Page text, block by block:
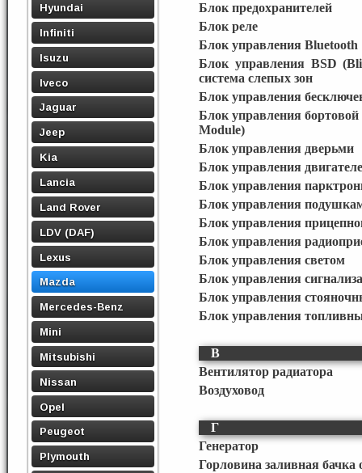
Hyundai
Infiniti
Isuzu
Iveco
Jaguar
Jeep
Kia
Lancia
Land Rover
LDV (DAF)
Lexus
Mazda
Mercedes-Benz
Mini
Mitsubishi
Nissan
Opel
Peugeot
Plymouth
Блок предохранителей
Блок реле
Блок управления Bluetooth
Блок управления BSD
система слепых зон
Блок управления
Блок управления
Module)
Блок управления дверьми
Блок управления
Блок управления
Блок управления
Блок управления
Блок управления
Блок управления светом
Блок управления
Блок управления
Блок управления
В
Вентилятор радиатора
Воздуховод
Г
Генератор
Горловина заливная